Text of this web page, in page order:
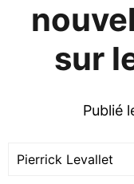
sur
Publié
Pierrick Levallet